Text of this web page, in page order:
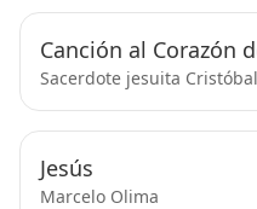
Canción al Corazón
Sacerdote jesuita
Jesús
Marcelo Olima